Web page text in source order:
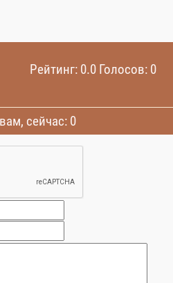
Рейтинг: 0.0 Голосов: 0
сейчас: 0